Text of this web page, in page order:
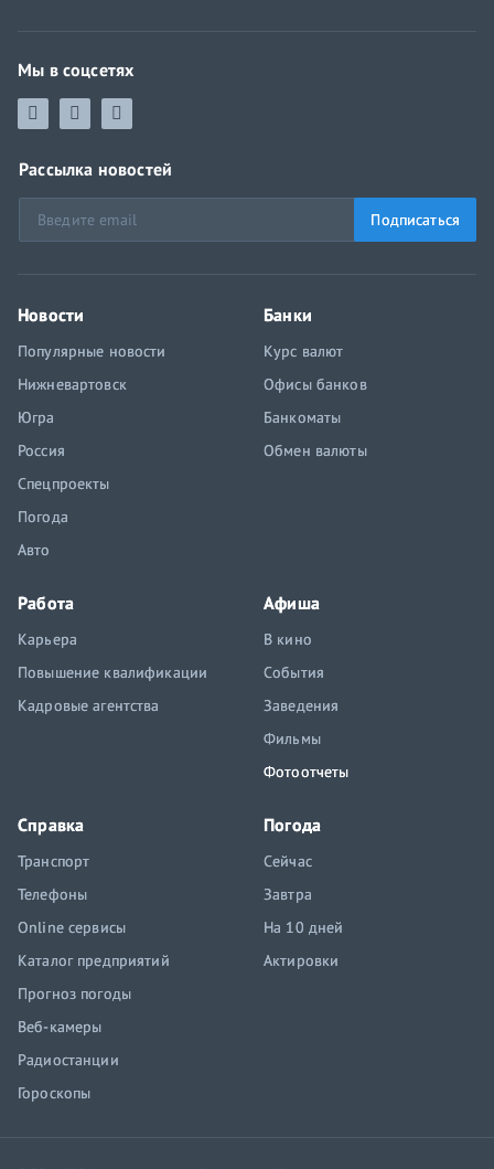
Мы в соцсетях
Рассылка новостей
Подписаться
Новости
Популярные новости
Нижневартовск
Югра
Россия
Спецпроекты
Погода
Авто
Банки
Курс валют
Офисы банков
Банкоматы
Обмен валюты
Работа
Карьера
Повышение квалификации
Кадровые агентства
Афиша
В кино
События
Заведения
Фильмы
Фотоотчеты
Справка
Транспорт
Телефоны
Online сервисы
Каталог предприятий
Прогноз погоды
Веб-камеры
Радиостанции
Гороскопы
Погода
Сейчас
Завтра
На 10 дней
Актировки